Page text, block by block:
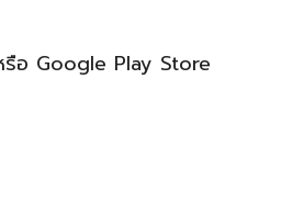
อ Google Play Store